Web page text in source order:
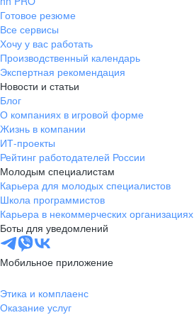
Готовое резюме
Все сервисы
Хочу у вас работать
Производственный календарь
Экспертная рекомендация
Новости и статьи
Блог
О компаниях в игровой форме
Жизнь в компании
ИТ-проекты
Рейтинг работодателей России
Молодым специалистам
Карьера для молодых специалистов
Школа программистов
Карьера в некоммерческих организациях
Боты для уведомлений
Мобильное приложение
Этика и комплаенс
Оказание услуг